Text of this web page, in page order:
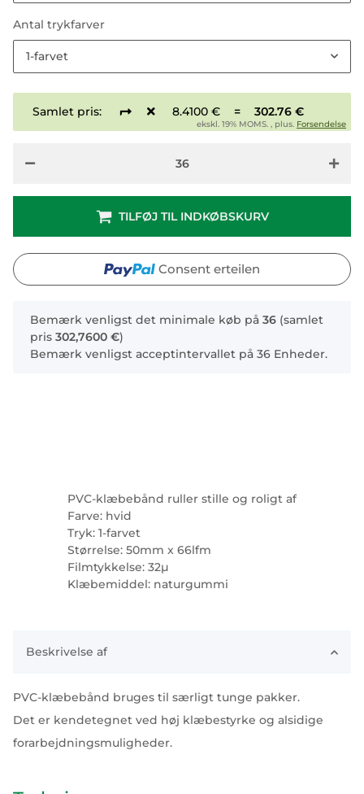
PVC-klæbebånd ruller stille og roligt af
Farve: hvid
Tryk: 1-farvet
Størrelse: 50mm x 66lfm
Filmtykkelse: 32µ
Klæbemiddel: naturgummi
Antal trykfarver
1-farvet
Samlet pris: 8.4100 € = 302.76 €
ekskl. 19% MOMS. , plus. Forsendelse
TILFØJ TIL INDKØBSKURV
Consent erteilen
x
Bemærk venligst det minimale køb på 36 (samlet
pris 302,7600 €)
Bemærk venligst acceptintervallet på 36 Enheder.
Beskrivelse af
PVC-klæbebånd bruges til særligt tunge pakker.
Det er kendetegnet ved høj klæbestyrke og alsidige
forarbejdningsmuligheder.